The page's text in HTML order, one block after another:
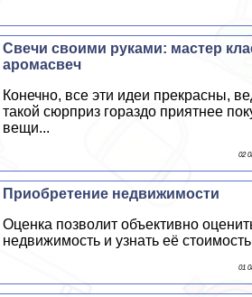
Свечи своими руками: мастер
аромасвеч
Конечно, все эти идеи прекрасны,
такой сюрприз гораздо приятнее
вещи...
02
Приобретение недвижимости
Оценка позволит объективно
недвижимость и узнать её
01